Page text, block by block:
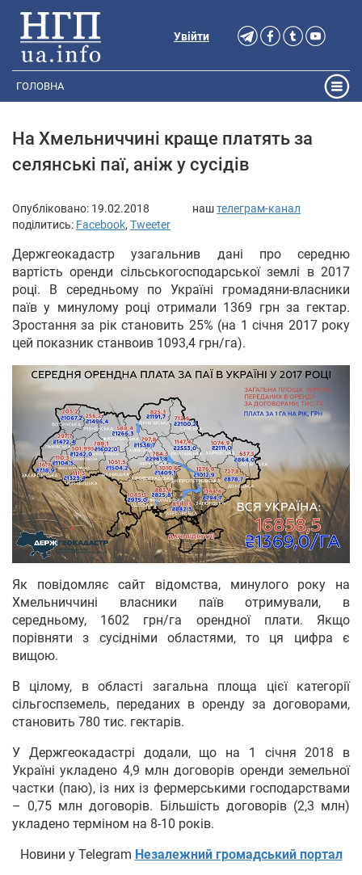
Увійти
ГОЛОВНА
На Хмельниччині краще платять за
селянські паї, аніж у сусідів
Опубліковано: 19.02.2018 наштелеграм-канал
поділитись: Facebook, Tweeter
Держгеокадастр узагальнив дані про середню
вартість оренди сільськогосподарської землі в 2017
році. В середньому по Україні громадяни-власники
паїв у минулому році отримали 1369 грн за гектар.
Зростання за рік становить 25% (на 1 січня 2017 року
цей показник станвоив 1093,4 грн/га).
Як повідомляє сайт відомства, минулого року на
Хмельниччині власники паїв отримували, в
середньому, 1602 грн/га орендної плати. Якщо
порівняти з сусідніми областями, то ця цифра є
вищою.
В цілому, в області загальна площа цієї категорії
сільгоспземель, переданих в оренду за договорами,
становить 780 тис. гектарів.
У Держгеокадастрі додали, що на 1 січня 2018 в
Україні укладено 4,9 млн договорів оренди земельної
частки (паю), із них із фермерськими господарствами
– 0,75 млн договорів. Більшість договорів (2,3 млн)
укладено терміном на 8-10 років.
Новини у Telegram Незалежний громадський портал